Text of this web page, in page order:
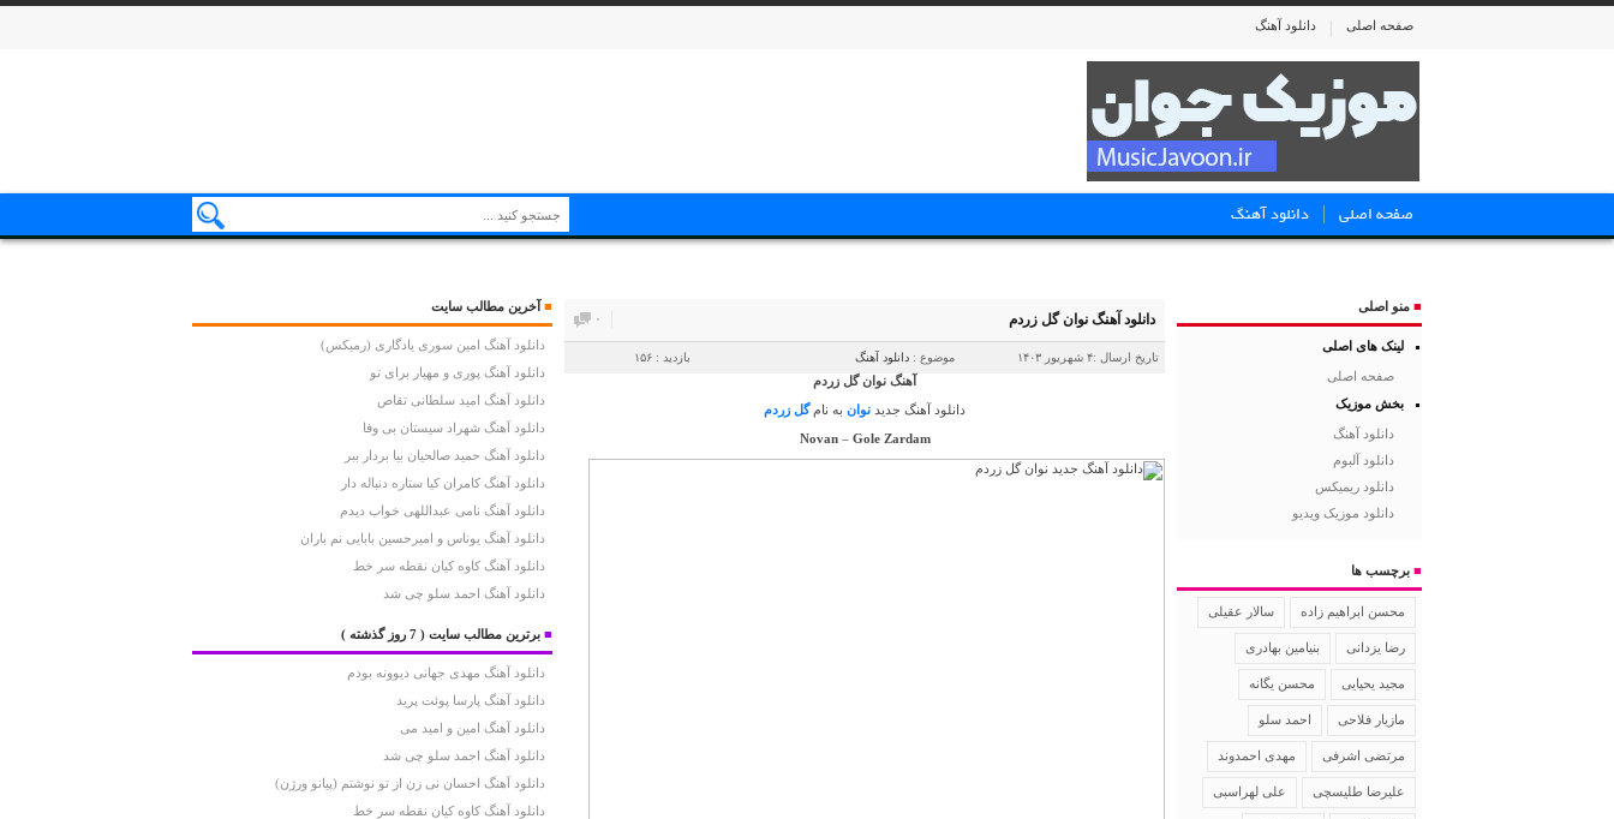
صفحه اصلی دانلود آهنگ
صفحه اصلی دانلود آهنگ
۰ دانلود آهنگ نوان گل زردم
تاریخ ارسال :۴ شهریور ۱۴۰۳ موضوع : دانلود آهنگ بازدید : ۱۵۶
آهنگ نوان گل زردم
دانلود آهنگ جدید نوان به نامگل زردم
Novan– Gole Zardam
■ منو اصلی
لینک های اصلی
صفحه اصلی
بخش موزیک
دانلود آهنگ
دانلود آلبوم
دانلود ریمیکس
دانلود موزیک ویدیو
■ برچسب ها
محسن ابراهیم زاده سالار عقیلی
رضا یزدانی بنیامین بهادری
مجید یحیایی محسن یگانه
مازیار فلاحی احمد سلو
مرتضی اشرفی مهدی احمدوند
علیرضا طلیسچی علی لهراسبی
■ آخرین مطالب سایت
دانلود آهنگ امین سوری یادگاری (رمیکس)
دانلود آهنگ پوری و مهیار برای تو
دانلود آهنگ امید سلطانی تقاص
دانلود آهنگ شهراد سیستان بی وفا
دانلود آهنگ حمید صالحیان بیا بردار ببر
دانلود آهنگ کامران کیا ستاره دنباله دار
دانلود آهنگ نامی عبداللهی خواب دیدم
دانلود آهنگ یوناس و امیرحسین بابایی نم باران
دانلود آهنگ کاوه کیان نقطه سر خط
دانلود آهنگ احمد سلو چی شد
■ برترین مطالب سایت ( 7 روز گذشته )
دانلود آهنگ مهدی جهانی دیوونه بودم
دانلود آهنگ پارسا پوئت پرید
دانلود آهنگ امین و امید می
دانلود آهنگ احمد سلو چی شد
دانلود آهنگ احسان نی زن از تو نوشتم (پیانو ورژن)
دانلود آهنگ کاوه کیان نقطه سر خط